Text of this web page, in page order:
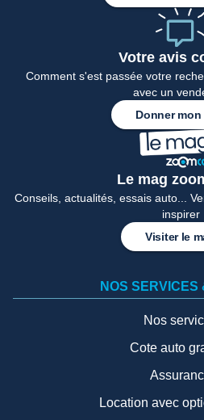
Votre avis
Comment s'est passée votre
avec un
Donner mon
Le mag
Conseils, actualités, essais auto...
inspirer
Visiter le
NOS SERVICES
Nos
Cote auto
Location avec